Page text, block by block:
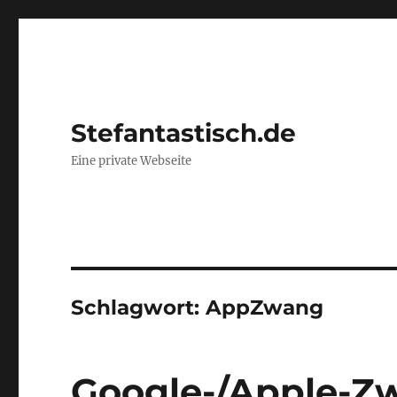
Stefantastisch.de
Eine private Webseite
Schlagwort:AppZwang